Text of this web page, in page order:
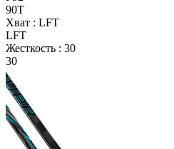
90T
Хват : LFT
LFT
Жесткость : 30
30